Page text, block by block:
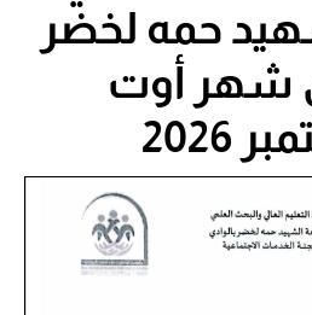
حمه لخضر
شهر أوت